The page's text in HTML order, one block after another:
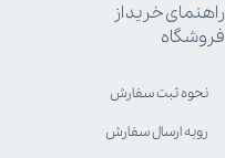
راهنمای خرید از
فروشگاه
نحوه ثبت سفارش
رویه ارسال سفارش